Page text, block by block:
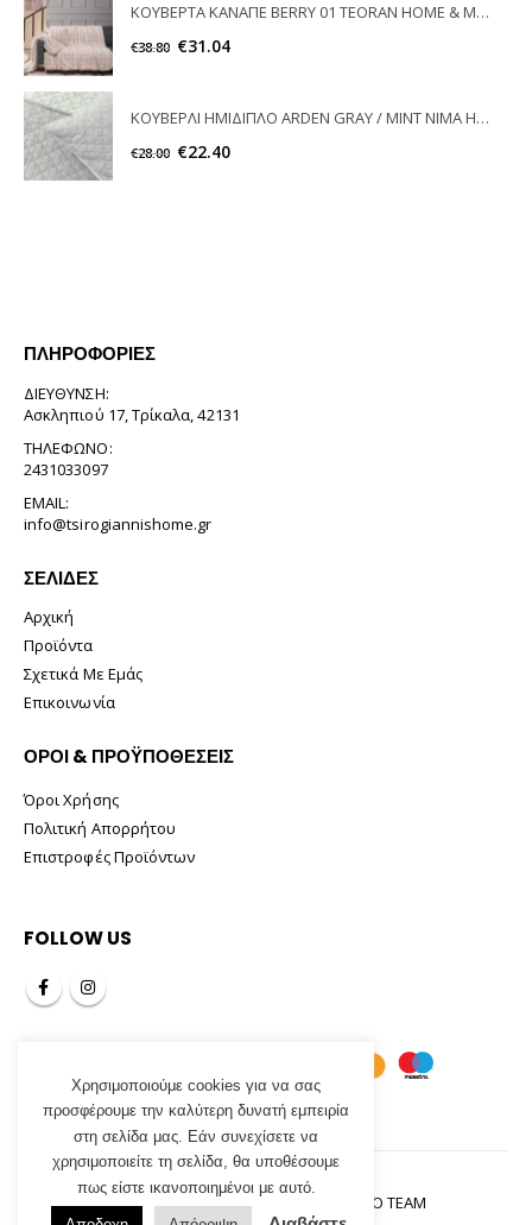
ΚΟΥΒΕΡΤΑ ΚΑΝΑΠΕ BERRY 01 TEORAN HOME & MORE
€38.80 €31.04
ΚΟΥΒΕΡΛΙ ΗΜΙΔΙΠΛΟ ARDEN GRAY / MINT ΝΙΜΑ ΗΟΜE
€28.00 €22.40
ΠΛΗΡΟΦΟΡΊΕΣ
ΔΙΕΎΘΥΝΣΗ:
Ασκληπιού 17, Τρίκαλα, 42131
ΤΗΛΈΦΩΝΟ:
2431033097
EMAIL:
info@tsirogiannishome.gr
ΣΕΛΊΔΕΣ
Αρχική
Προϊόντα
Σχετικά Με Εμάς
Επικοινωνία
ΟΡΟΙ & ΠΡΟΫΠΟΘΕΣΕΙΣ
Όροι Χρήσης
Πολιτική Απορρήτου
Επιστροφές Προϊόντων
FOLLOW US
Tsirogiannis Home© 2021. Designed By INCOMSO TEAM
Χρησιμοποιούμε cookies για να σας
προσφέρουμε την καλύτερη δυνατή εμπειρία
στη σελίδα μας. Εάν συνεχίσετε να
χρησιμοποιείτε τη σελίδα, θα υποθέσουμε
πως είστε ικανοποιημένοι με αυτό.